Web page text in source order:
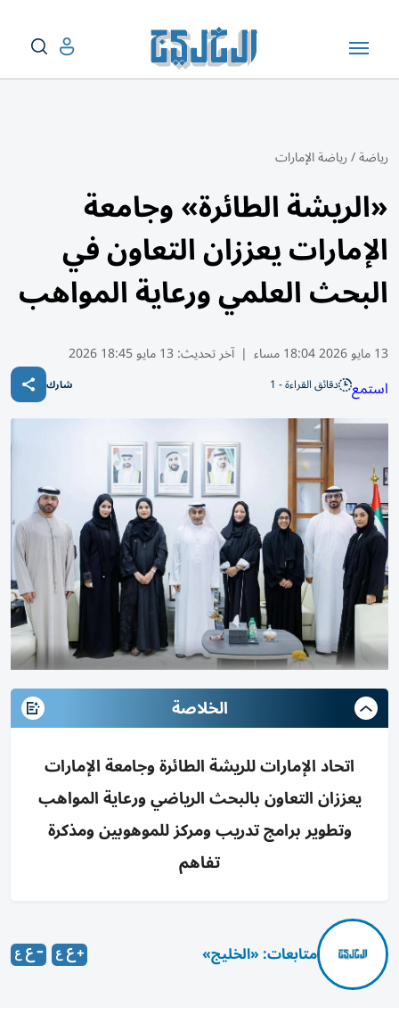
رياضة/رياضة الإمارات
«الريشة الطائرة» وجامعة
الإمارات يعززان التعاون في
البحث العلمي ورعاية المواهب
13 مايو 2026 18:04 مساء | آخر تحديث: 13 مايو 18:45 2026
استمع دقائق القراءة - 1 شارك
الخلاصة
اتحاد الإمارات للريشة الطائرة وجامعة الإمارات
يعززان التعاون بالبحث الرياضي ورعاية المواهب
وتطوير برامج تدريب ومركز للموهوبين ومذكرة
تفاهم
متابعات: «الخليج»